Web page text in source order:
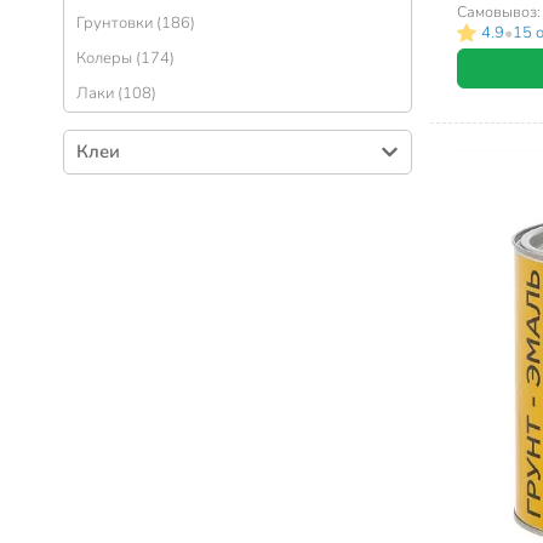
Грунтовки (186)
Колеры (174)
Лаки (108)
Клеи
черная,
Самовывоз:
4.9•15